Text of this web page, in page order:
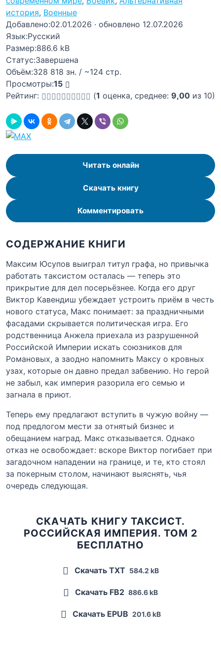
история, Военные
Добавлено:02.01.2026 · обновлено 12.07.2026
Язык:Русский
Размер:886.6 kB
Статус:Завершена
Объём:328 818 зн. / ~124 стр.
Просмотры:15
Рейтинг:
(1 оценка, среднее: 9,00 из 10)
Читать онлайн
Скачать книгу
Комментировать
СОДЕРЖАНИЕ КНИГИ
Максим Юсупов выиграл титул графа, но привычка
работать таксистом осталась — теперь это
прикрытие для дел посерьёзнее. Когда его друг
Виктор Кавендиш убеждает устроить приём в честь
нового статуса, Макс понимает: за праздничными
фасадами скрывается политическая игра. Его
родственница Анжела приехала из разрушенной
Российской Империи искать союзников для
Романовых, а заодно напомнить Максу о кровных
узах, которые он давно предал забвению. Но герой
не забыл, как империя разорила его семью и
загнала в приют.
Теперь ему предлагают вступить в чужую войну —
под предлогом мести за отнятый бизнес и
обещанием наград. Макс отказывается. Однако
отказ не освобождает: вскоре Виктор погибает при
загадочном нападении на границе, и те, кто стоял
за покерным столом, начинают выяснять, чья
очередь следующая.
СКАЧАТЬ КНИГУ ТАКСИСТ.
РОССИЙСКАЯ ИМПЕРИЯ. ТОМ 2
БЕСПЛАТНО
Скачать TXT 584.2 kB
Скачать FB2 886.6 kB
Скачать EPUB 201.6 kB